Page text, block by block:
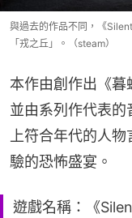
與過去的作品不同，《
「戎之丘」。（steam）
本作由創作出《暮
並由系列作代表
上符合年代的人
驗的恐怖盛宴。
遊戲名稱：《